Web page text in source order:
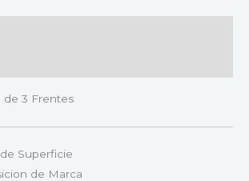
de 3 Frentes
Superficie
de Marca